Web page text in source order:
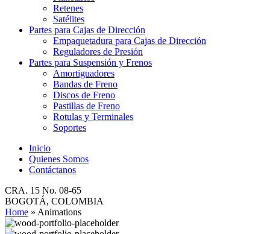
Retenes
Satélites
Partes para Cajas de Dirección
Empaquetadura para Cajas de Dirección
Reguladores de Presión
Partes para Suspensión y Frenos
Amortiguadores
Bandas de Freno
Discos de Freno
Pastillas de Freno
Rotulas y Terminales
Soportes
Inicio
Quienes Somos
Contáctanos
CRA. 15 No. 08-65
BOGOTÁ, COLOMBIA
Home » Animations